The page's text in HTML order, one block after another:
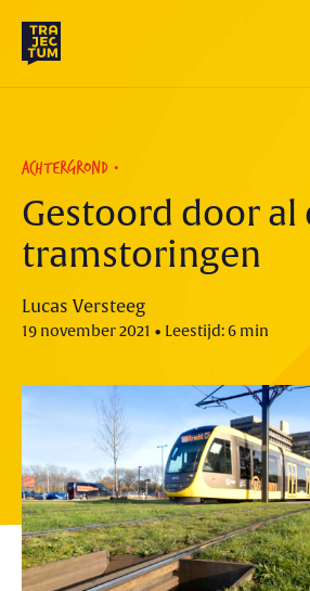
content
ACHTERGROND
Gestoord door al
tramstoringen
Lucas Versteeg
19 november 2021 • Leestijd: 6 min